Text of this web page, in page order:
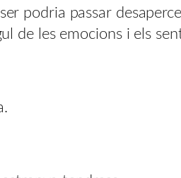
podria passar
de les emocions i els